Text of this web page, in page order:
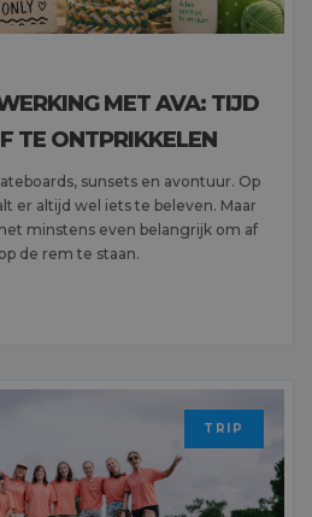
MET AVA: TIJD
TE ONTPRIKKELEN
sunsets en avontuur. Op
er altijd wel iets te beleven. Maar
minstens even belangrijk om af
de rem te staan.
TRIP